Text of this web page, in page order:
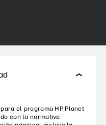
el programa HP Planet
con la normativa